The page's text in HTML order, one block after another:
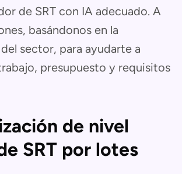
de SRT con IA adecuado. A
basándonos en la
sector, para ayudarte a
presupuesto y requisitos
de nivel
SRT por lotes